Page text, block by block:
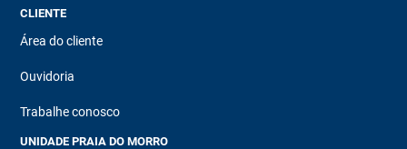
CLIENTE
Área do cliente
Ouvidoria
Trabalhe conosco
UNIDADE PRAIA DO MORRO